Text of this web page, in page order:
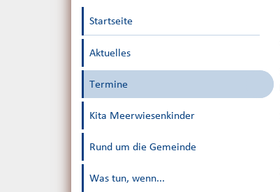
Startseite
Aktuelles
Termine
Kita Meerwiesenkinder
Rund um die Gemeinde
Was tun, wenn...